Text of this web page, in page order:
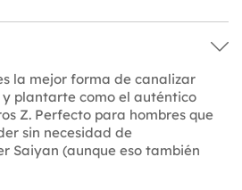
la mejor forma de canalizar
plantarte como el auténtico
Z. Perfecto para hombres que
sin necesidad de
Saiyan (aunque eso también